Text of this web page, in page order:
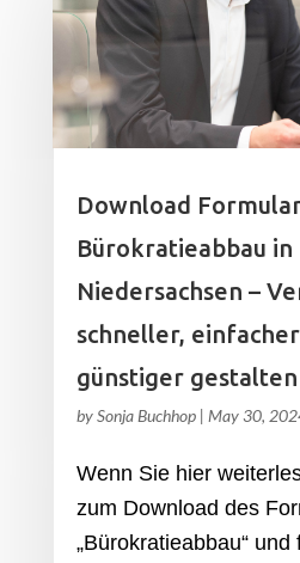
Download
Bürokratieabbau in
Niedersachsen –
schneller,
günstiger gestalten
bySonja Buchhop| May 30,
Wenn Sie hier
zum Download des
„Bürokratieabbau“ und